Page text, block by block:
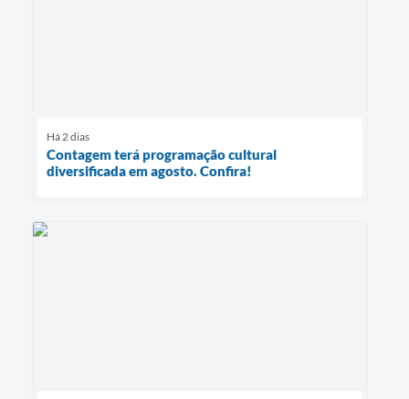
Há 2 dias
Contagem terá programação cultural
diversificada em agosto. Confira!